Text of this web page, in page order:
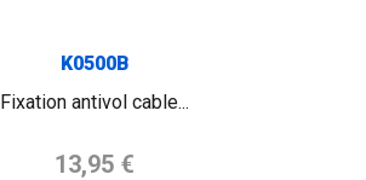
K0500B
Fixation antivol cable...
Prix de base
13,95 €